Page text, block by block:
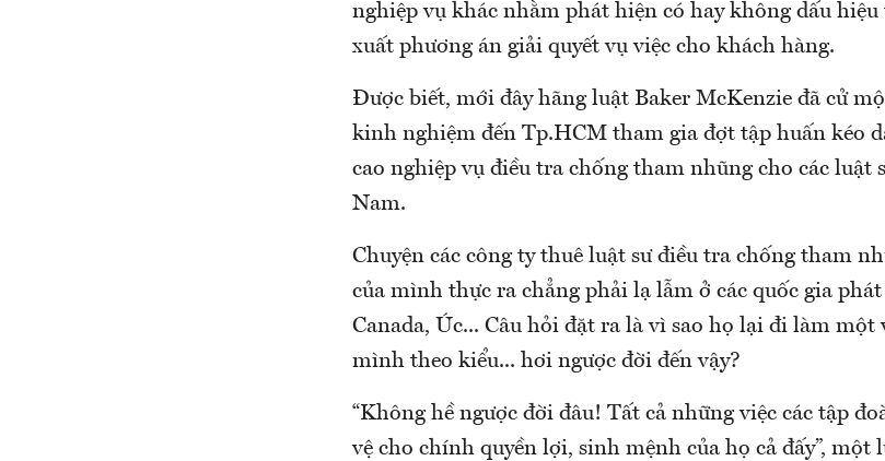
nghiệp vụ khác nhằm phát hiện có hay không dấu
xuất phương án giải quyết vụ việc cho khách hàng.
Được biết, mới đây hãng luật Baker McKenzie đã cử
kinh nghiệm đến Tp.HCM tham gia đợt tập huấn kéo
cao nghiệp vụ điều tra chống tham nhũng cho các luật
Nam.
Chuyện các công ty thuê luật sư điều tra chống tham
của mình thực ra chẳng phải lạ lẫm ở các quốc gia
Canada, Úc... Câu hỏi đặt ra là vì sao họ lại đi làm
mình theo kiểu... hơi ngược đời đến vậy?
“Không hề ngược đời đâu! Tất cả những việc các tập
vệ cho chính quyền lợi, sinh mệnh của họ cả đấy”, một